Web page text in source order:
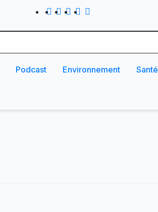
Podcast Environnement Santé